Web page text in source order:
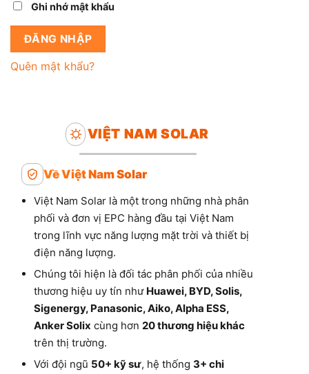
Ghi nhớ mật khẩu
ĐĂNG NHẬP
Quên mật khẩu?
VIỆT NAM SOLAR
Về Việt Nam Solar
Việt Nam Solar là một trong những nhà phân
phối và đơn vị EPC hàng đầu tại Việt Nam
trong lĩnh vực năng lượng mặt trời và thiết bị
điện năng lượng.
Chúng tôi hiện là đối tác phân phối của nhiều
thương hiệu uy tín như Huawei, BYD, Solis,
Sigenergy, Panasonic, Aiko, Alpha ESS,
Anker Solix cùng hơn 20 thương hiệu khác
trên thị trường.
Với đội ngũ 50+ kỹ sư, hệ thống 3+ chi